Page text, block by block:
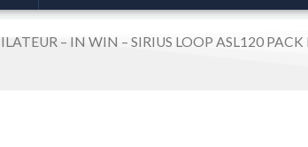
– IN WIN – SIRIUS LOOP ASL120